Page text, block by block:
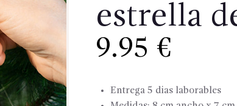
estrella
9.95 €
Entrega 5 dias laborables